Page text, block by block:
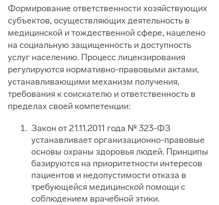
Формирование ответственности хозяйствующих
субъектов, осуществляющих деятельность в
медицинской и тождественной сфере, нацелено
на социальную защищенность и доступность
услуг населению. Процесс лицензирования
регулируются нормативно-правовыми актами,
устанавливающими механизм получения,
требования к соискателю и ответственность в
пределах своей компетенции:
Закон от 21.11.2011 года № 323-ФЗ
устанавливает организационно-правовые
основы охраны здоровья людей. Принципы
базируются на приоритетности интересов
пациентов и недопустимости отказа в
требующейся медицинской помощи с
соблюдением врачебной этики.